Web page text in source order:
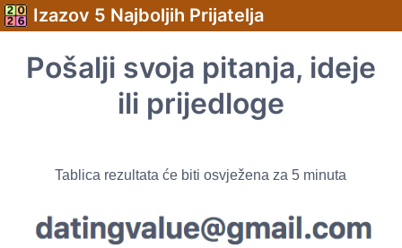
Izazov 5 Najboljih Prijatelja
Pošalji svoja pitanja, ideje
ili prijedloge
Tablica rezultata će biti osvježena za 5 minuta